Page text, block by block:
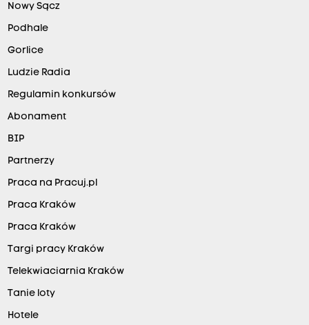
Nowy Sącz
Podhale
Gorlice
Ludzie Radia
Regulamin konkursów
Abonament
BIP
Partnerzy
Praca na Pracuj.pl
Praca Kraków
Praca Kraków
Targi pracy Kraków
Telekwiaciarnia Kraków
Tanie loty
Hotele